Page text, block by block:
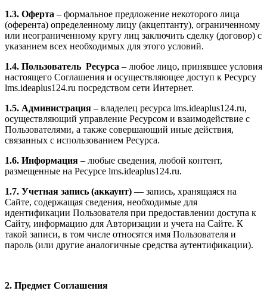
1.3. Оферта – формальное предложение некоторого лица
(оферента) определенному лицу (акцептанту), ограниченному
или неограниченному кругу лиц заключить сделку (договор) с
указанием всех необходимых для этого условий.
1.4. Пользователь Ресурса – любое лицо, принявшее условия
настоящего Соглашения и осуществляющее доступ к Ресурсу
lms.ideaplus124.ru посредством сети Интернет.
1.5. Администрация – владелец ресурса lms.ideaplus124.ru,
осуществляющий управление Ресурсом и взаимодействие с
Пользователями, а также совершающий иные действия,
связанных с использованием Ресурса.
1.6. Информация – любые сведения, любой контент,
размещенные на Ресурсе lms.ideaplus124.ru.
1.7. Учетная запись (аккаунт) — запись, хранящаяся на
Сайте, содержащая сведения, необходимые для
идентификации Пользователя при предоставлении доступа к
Сайту, информацию для Авторизации и учета на Сайте. К
такой записи, в том числе относятся имя Пользователя и
пароль (или другие аналогичные средства аутентификации).
2. Предмет Соглашения